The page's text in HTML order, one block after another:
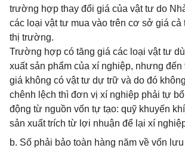
trường hợp thay đổi giá của vật tư do
các loại vật tư mua vào trên cơ sở giá cả
thị trường.
Trường hợp có tăng giá các loại vật tư
xuất sản phẩm của xí nghiệp, nhưng đến
giá không có vật tư dự trữ và do đó
chênh lệch thì đơn vị xí nghiệp phải tự
động từ nguồn vốn tự tạo: quỹ khuyến
sản xuất trích từ lợi nhuận để lại xí
b. Số phải bảo toàn hàng năm về vốn